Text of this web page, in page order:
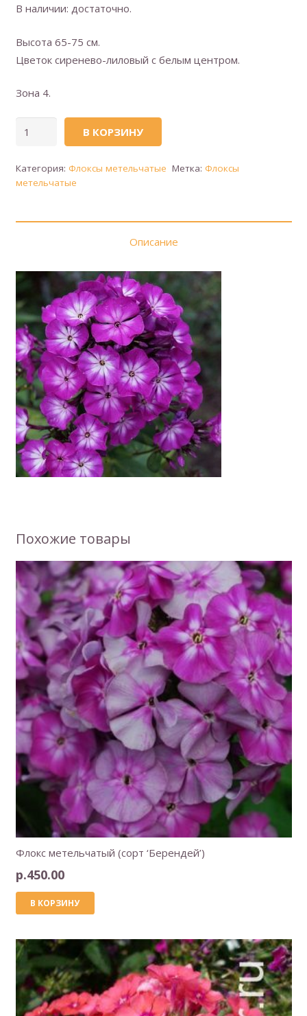
В наличии: достаточно.
Высота 65-75 см.
Цветок сиренево-лиловый с белым центром.
Зона 4.
метельчатый
В КОРЗИНУ
Категория: Флоксы метельчатые Метка: Флоксы
метельчатые
Описание
Похожие товары
Флокс метельчатый (сорт ‘Берендей’)
р.450.00
В КОРЗИНУ